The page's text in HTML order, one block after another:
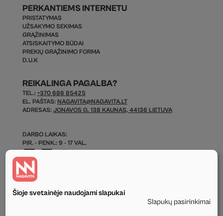
PERKANTIEMS INTERNETU
PRISTATYMAS
UŽSAKYMO SEKIMAS
GRĄŽINIMAS
ATSISKAITYMO BŪDAI
PREKIŲ GRĄŽINIMO FORMA
D.U.K
REIKALINGA PAGALBA?
TEL.: +370 686 85425
EL. PAŠTAS: NAGAVITA@NAGAVITA.LT
ADRESAS: JONAVOS G. 138 KAUNAS, 44136 LIETUVA
DARBO LAIKAS:
PIR. - PENK.: 9 - 17 VAL.
Šioje svetainėje naudojami slapukai
Slapukų pasirinkimai